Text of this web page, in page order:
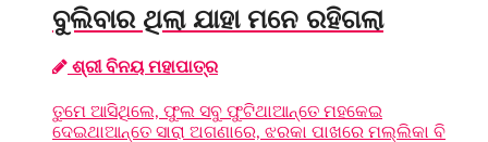
ବୁଲିବାର ଥିଲା ଯାହା ମନେ ରହିଗଲା
ଶ୍ରୀ ବିନୟ ମହାପାତ୍ର
ତୁମେ ଆସିଥିଲେ, ଫୁଲ ସବୁ ଫୁଟିଥାଆନ୍ତେ ମହକେଇ
ଦେଇଥାଆନ୍ତେ ସାରା ଅଗଣାରେ, ଝରକା ପାଖରେ ମଲ୍ଲିକା ବି